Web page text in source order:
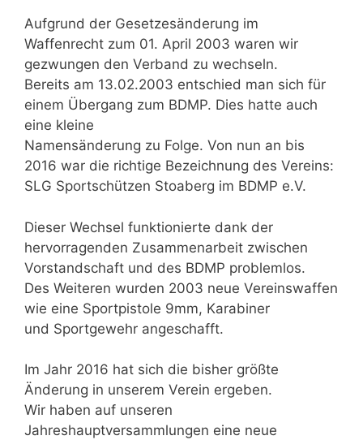
Aufgrund der Gesetzesänderung im
Waffenrecht zum 01. April 2003 waren wir
gezwungen den Verband zu wechseln.
Bereits am 13.02.2003 entschied man sich für
einem Übergang zum BDMP. Dies hatte auch
eine kleine
Namensänderung zu Folge. Von nun an bis
2016 war die richtige Bezeichnung des Vereins:
SLG Sportschützen Stoaberg im BDMP e.V.
Dieser Wechsel funktionierte dank der
hervorragenden Zusammenarbeit zwischen
Vorstandschaft und des BDMP problemlos.
Des Weiteren wurden 2003 neue Vereinswaffen
wie eine Sportpistole 9mm, Karabiner
und Sportgewehr angeschafft.
Im Jahr 2016 hat sich die bisher größte
Änderung in unserem Verein ergeben.
Wir haben auf unseren
Jahreshauptversammlungen eine neue